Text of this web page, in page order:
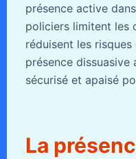
présence active
policiers limitent les
réduisent les
présence dissuasive
sécurisé et apaisé
La